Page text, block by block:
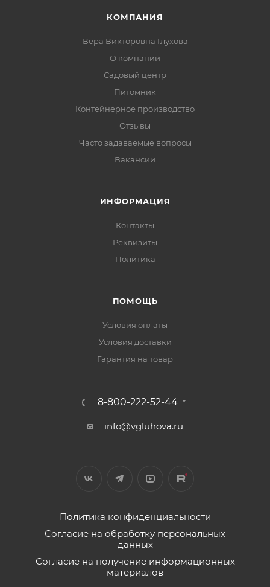
КОМПАНИЯ
Вера Викторовна Глухова
О компании
Садовый центр
Питомник
Контейнерное производство
Отзывы
Часто задаваемые вопросы
Вакансии
ИНФОРМАЦИЯ
Контакты
Реквизиты
Политика
ПОМОЩЬ
Условия оплаты
Условия доставки
Гарантия на товар
8-800-222-52-44
info@vgluhova.ru
Политика конфиденциальности
Согласие на обработку персональных
данных
Согласие на получение информационных
материалов